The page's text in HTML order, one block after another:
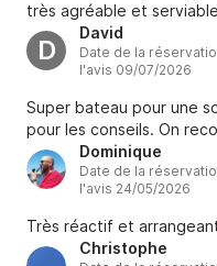
très agréable et
D
David
Date de la
l'avis 09/07/2026
Super bateau pour une
pour les conseils. On
Dominique
Date de la
l'avis 24/05/2026
Très réactif et
Christophe